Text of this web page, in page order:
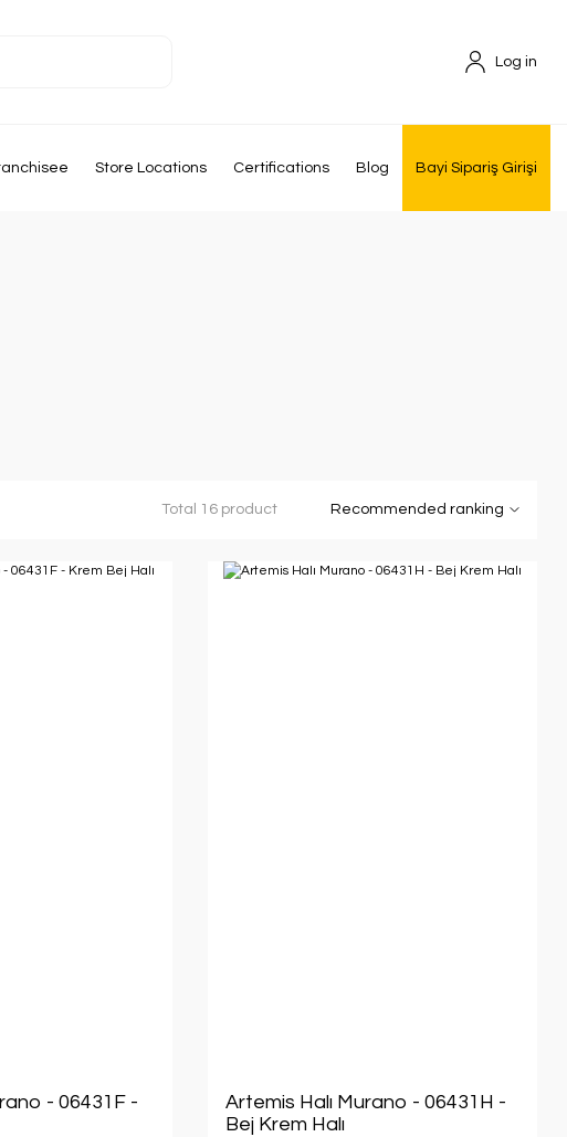
Log in
Store Locations Certifications Blog Bayi Sipariş Girişi
Total 16 product
- 06431F -
Artemis Halı Murano - 06431H -
Bej Krem Halı